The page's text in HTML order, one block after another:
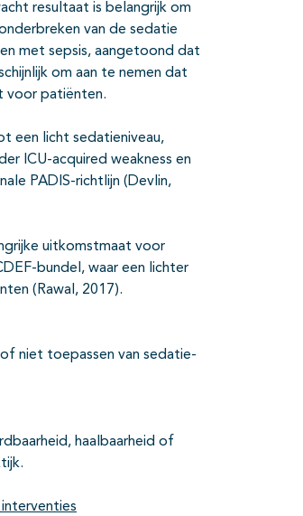
resultaat is belangrijk om
van de sedatie
met sepsis, aangetoond dat
om aan te nemen dat
voor patiënten.
een licht sedatieniveau,
ICU-acquired weakness en
PADIS-richtlijn (Devlin,
uitkomstmaat voor
bundel, waar een lichter
(Rawal, 2017).
niet toepassen van sedatie-
haalbaarheid of